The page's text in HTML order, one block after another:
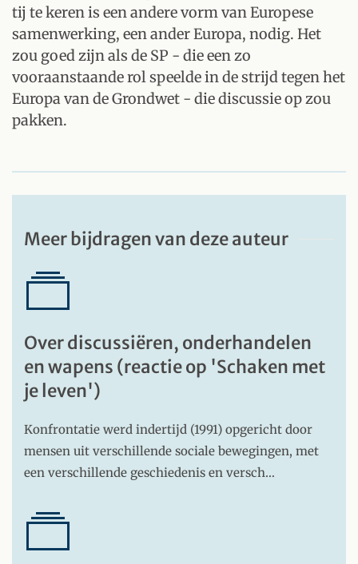
tij te keren is een andere vorm van Europese
samenwerking, een ander Europa, nodig. Het
zou goed zijn als de SP - die een zo
vooraanstaande rol speelde in de strijd tegen het
Europa van de Grondwet - die discussie op zou
pakken.
Meer bijdragen van deze auteur
Over discussiëren, onderhandelen
en wapens (reactie op 'Schaken met
je leven')
Konfrontatie werd indertijd (1991) opgericht door
mensen uit verschillende sociale bewegingen, met
een verschillende geschiedenis en versch…